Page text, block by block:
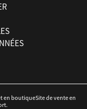
en boutiqueSite de vente en